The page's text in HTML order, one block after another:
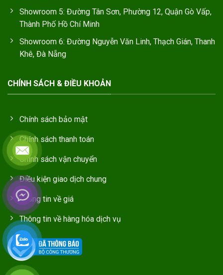
Showroom 5: Đường Tân Sơn, Phường 12, Quận Gò Vấp,
Thành Phố Hồ Chí Minh
Showroom 6: Đường Nguyễn Văn Linh, Thạch Gián, Thanh
Khê, Đà Nẵng
CHÍNH SÁCH & ĐIỀU KHOẢN
Chính sách bảo mật
Chính sách thanh toán
Chính sách vận chuyển
Điều kiện giao dịch chung
Thông tin về giá
Thông tin về hàng hóa dịch vụ